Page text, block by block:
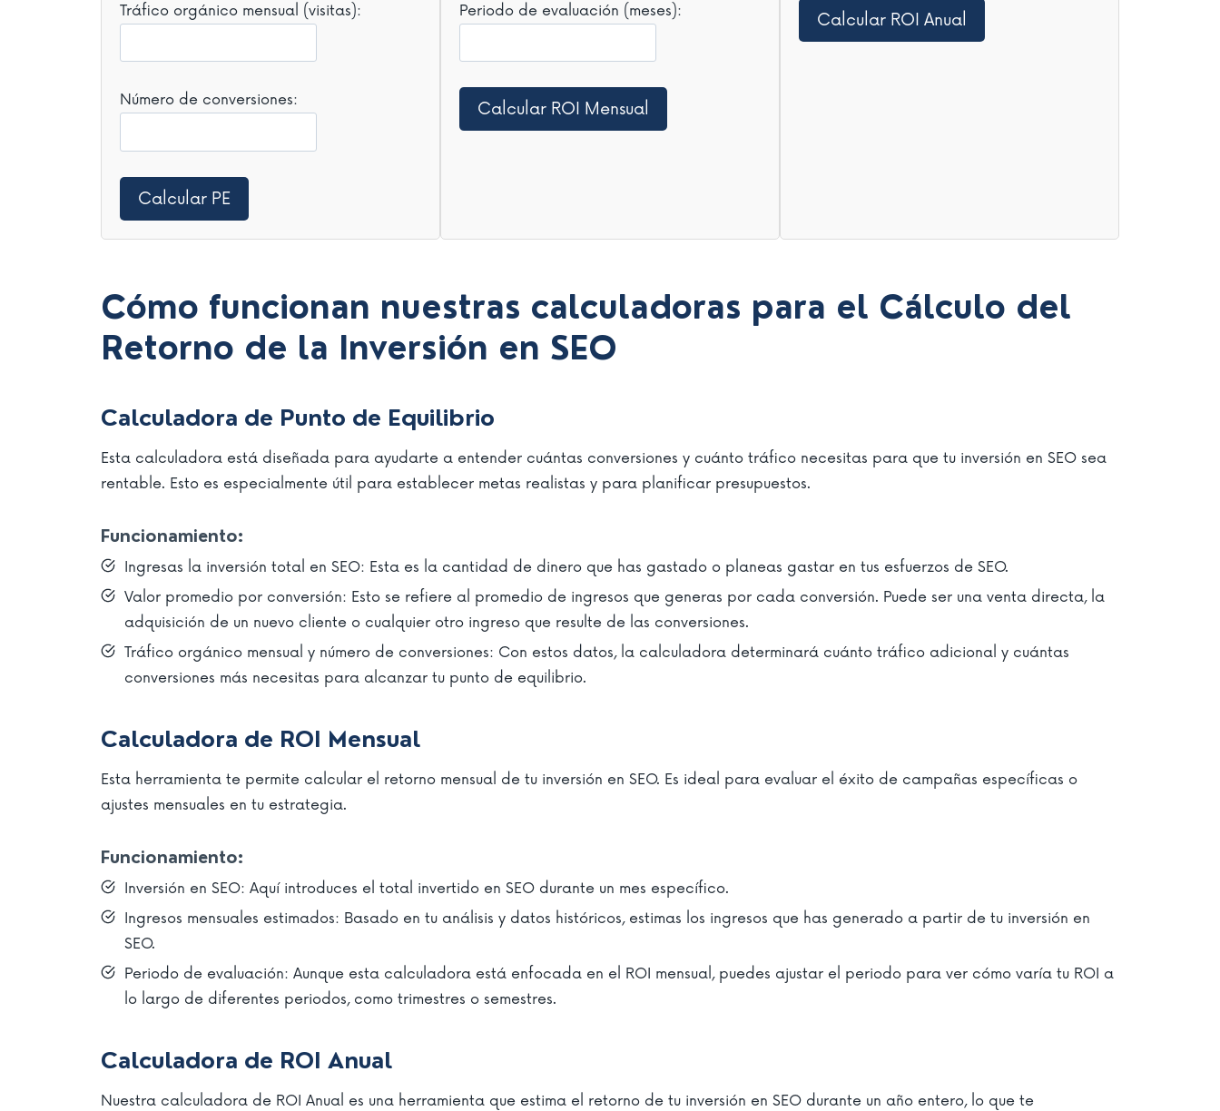
Tráfico orgánico mensual (visitas):
Número de conversiones:
Calcular PE
Periodo de evaluación (meses):
Calcular ROI Mensual
Calcular ROI Anual
Cómo funcionan nuestras calculadoras para el Cálculo del
Retorno de la Inversión en SEO
Calculadora de Punto de Equilibrio
Esta calculadora está diseñada para ayudarte a entender cuántas conversiones y cuánto tráfico necesitas para que tu inversión en SEO sea
rentable. Esto es especialmente útil para establecer metas realistas y para planificar presupuestos.
Funcionamiento:
Ingresas la inversión total en SEO: Esta es la cantidad de dinero que has gastado o planeas gastar en tus esfuerzos de SEO.
Valor promedio por conversión: Esto se refiere al promedio de ingresos que generas por cada conversión. Puede ser una venta directa, la
adquisición de un nuevo cliente o cualquier otro ingreso que resulte de las conversiones.
Tráfico orgánico mensual y número de conversiones: Con estos datos, la calculadora determinará cuánto tráfico adicional y cuántas
conversiones más necesitas para alcanzar tu punto de equilibrio.
Calculadora de ROI Mensual
Esta herramienta te permite calcular el retorno mensual de tu inversión en SEO. Es ideal para evaluar el éxito de campañas específicas o
ajustes mensuales en tu estrategia.
Funcionamiento:
Inversión en SEO: Aquí introduces el total invertido en SEO durante un mes específico.
Ingresos mensuales estimados: Basado en tu análisis y datos históricos, estimas los ingresos que has generado a partir de tu inversión en
SEO.
Periodo de evaluación: Aunque esta calculadora está enfocada en el ROI mensual, puedes ajustar el periodo para ver cómo varía tu ROI a
lo largo de diferentes periodos, como trimestres o semestres.
Calculadora de ROI Anual
Nuestra calculadora de ROI Anual es una herramienta que estima el retorno de tu inversión en SEO durante un año entero, lo que te